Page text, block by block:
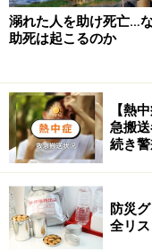
は常識的なことです
スキーヤーやスノ
この数年はバック
走が人気を呼んで
アに指定された場所
れているゲレンデ内
能性はありません
内での雪崩事故は、
溺れた人を助け死亡…
助死は起こるのか
【熱
急搬
続き警
防災
全リス